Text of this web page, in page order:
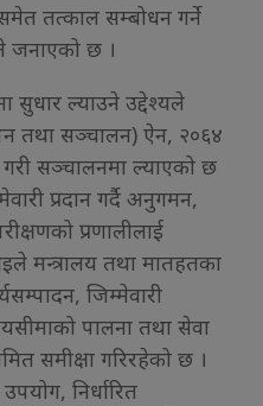
तत्काल सम्बोधन गर्ने
जनाएको छ ।
सुधार ल्याउने उद्देश्यले
तथा सञ्चालन) ऐन, २०६४
सञ्चालनमा ल्याएको छ
प्रदान गर्दै अनुगमन,
प्रणालीलाई
मन्त्रालय तथा मातहतका
जिम्मेवारी
पालना तथा सेवा
समीक्षा गरिरहेको छ ।
निर्धारित